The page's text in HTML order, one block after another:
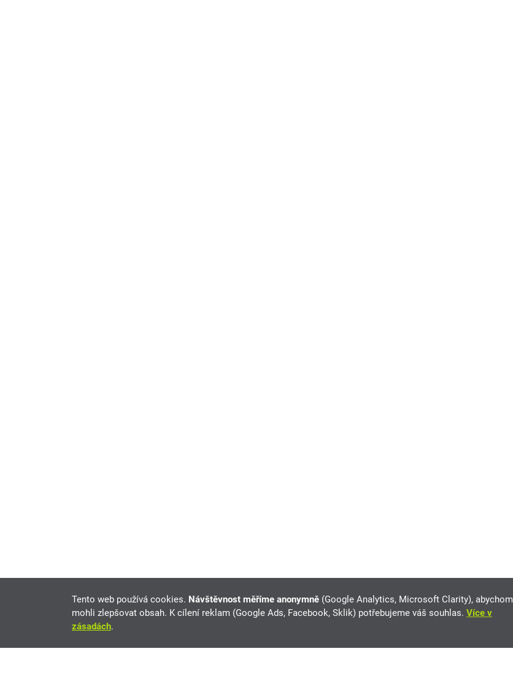
Tento web používá cookies. Návštěvnost měříme anonymně (Google Analytics, Microsoft Clarity), abychom
mohli zlepšovat obsah. K cílení reklam (Google Ads, Facebook, Sklik) potřebujeme váš souhlas. Více v
zásadách.